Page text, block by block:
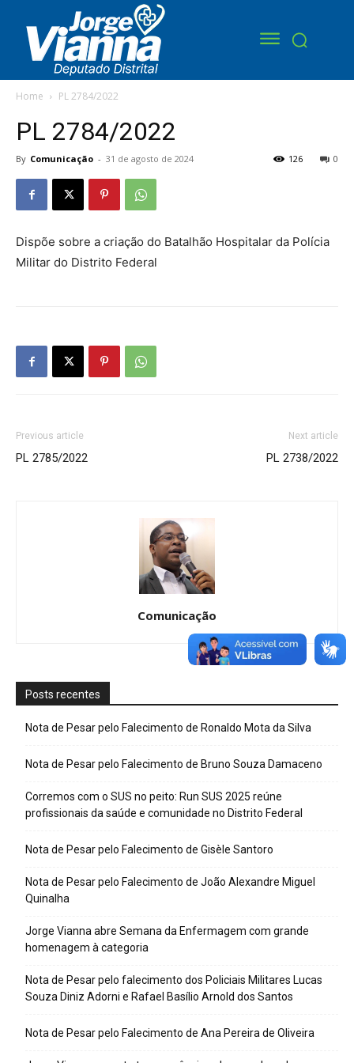
Home PL 2784/2022
PL 2784/2022
By Comunicação - 31 de agosto de 2024 0
126
Dispõe sobre a criação do Batalhão Hospitalar da Polícia
Militar do Distrito Federal
Previous article
PL 2785/2022
Next article
PL 2738/2022
Comunicação
Posts recentes
Nota de Pesar pelo Falecimento de Ronaldo Mota da Silva
Nota de Pesar pelo Falecimento de Bruno Souza Damaceno
Corremos com o SUS no peito: Run SUS 2025 reúne
profissionais da saúde e comunidade no Distrito Federal
Nota de Pesar pelo Falecimento de Gisèle Santoro
Nota de Pesar pelo Falecimento de João Alexandre Miguel
Quinalha
Jorge Vianna abre Semana da Enfermagem com grande
homenagem à categoria
Nota de Pesar pelo falecimento dos Policiais Militares Lucas
Souza Diniz Adorni e Rafael Basílio Arnold dos Santos
Nota de Pesar pelo Falecimento de Ana Pereira de Oliveira